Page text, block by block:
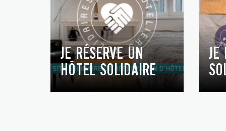
JE RÉSERVE UN
HÔTEL SOLIDAIRE
JE